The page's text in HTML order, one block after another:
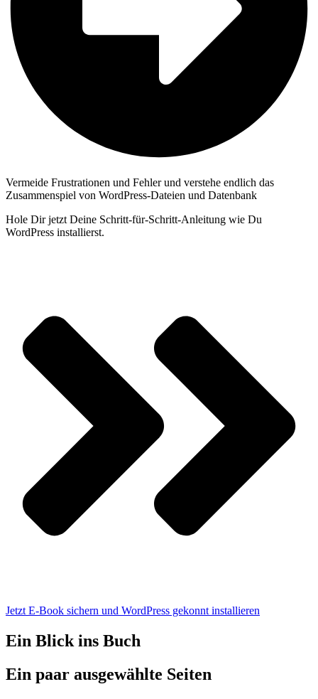
Vermeide Frustrationen und Fehler und verstehe endlich das
Zusammenspiel von WordPress-Dateien und Datenbank
Hole Dir jetzt Deine Schritt-für-Schritt-Anleitung wie Du
WordPress installierst.
Jetzt E-Book sichern und WordPress gekonnt installieren
Ein Blick ins Buch
Ein paar ausgewählte Seiten